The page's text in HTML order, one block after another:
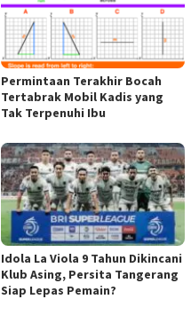
Permintaan Terakhir Bocah
Tertabrak Mobil Kadis yang
Tak Terpenuhi Ibu
Idola La Viola 9 Tahun Dikincani
Klub Asing, Persita Tangerang
Siap Lepas Pemain?